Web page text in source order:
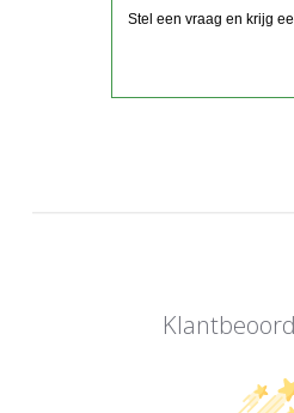
Stel een vraag en krijg